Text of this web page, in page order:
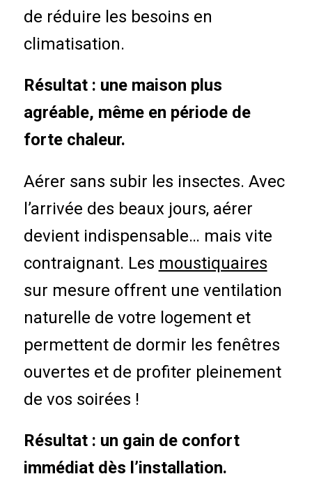
de réduire les besoins en
climatisation.
Résultat : une maison plus
agréable, même en période de
forte chaleur.
Aérer sans subir les insectes. Avec
l’arrivée des beaux jours, aérer
devient indispensable… mais vite
contraignant. Les moustiquaires
sur mesure offrent une ventilation
naturelle de votre logement et
permettent de dormir les fenêtres
ouvertes et de profiter pleinement
de vos soirées !
Résultat : un gain de confort
immédiat dès l’installation.